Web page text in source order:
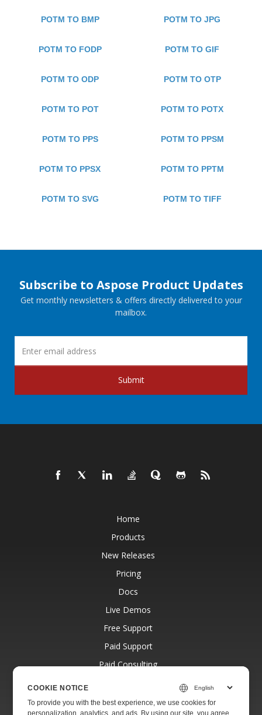
POTM TO BMP POTM TO JPG
POTM TO FODP POTM TO GIF
POTM TO ODP POTM TO OTP
POTM TO POT POTM TO POTX
POTM TO PPS POTM TO PPSM
POTM TO PPSX POTM TO PPTM
POTM TO SVG POTM TO TIFF
Subscribe to Aspose Product Updates
Get monthly newsletters & offers directly delivered to your
mailbox.
Submit
Home
Products
New Releases
Pricing
Docs
Live Demos
Free Support
Paid Support
Paid Consulting
Websites
COOKIE NOTICE
To provide you with the best experience, we use cookies for
personalization, analytics, and ads. By using our site, you agree